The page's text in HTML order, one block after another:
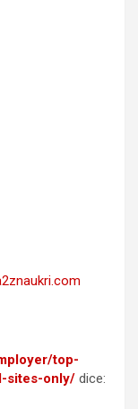
top-
sites-only/ dice: